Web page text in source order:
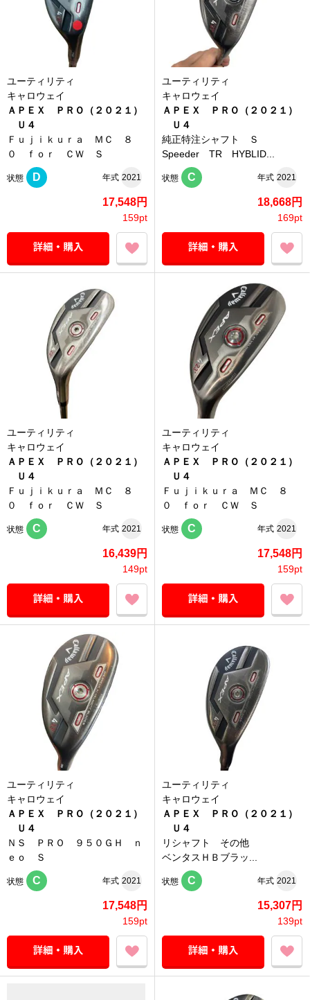
ユーティリティ
キャロウェイ
ＡＰＥＸ ＰＲＯ（２０２１）
Ｕ４
Ｆｕｊｉｋｕｒａ ＭＣ ８
０ ｆｏｒ ＣＷ Ｓ
状態 D 年式 2021
17,548円
159pt
ユーティリティ
キャロウェイ
ＡＰＥＸ ＰＲＯ（２０２１）
Ｕ４
純正特注シャフト Ｓ
Speeder TR HYBLID...
状態 C 年式 2021
18,668円
169pt
ユーティリティ
キャロウェイ
ＡＰＥＸ ＰＲＯ（２０２１）
Ｕ４
Ｆｕｊｉｋｕｒａ ＭＣ ８
０ ｆｏｒ ＣＷ Ｓ
状態 C 年式 2021
16,439円
149pt
ユーティリティ
キャロウェイ
ＡＰＥＸ ＰＲＯ（２０２１）
Ｕ４
Ｆｕｊｉｋｕｒａ ＭＣ ８
０ ｆｏｒ ＣＷ Ｓ
状態 C 年式 2021
17,548円
159pt
ユーティリティ
キャロウェイ
ＡＰＥＸ ＰＲＯ（２０２１）
Ｕ４
ＮＳ ＰＲＯ ９５０ＧＨ ｎ
ｅｏ Ｓ
状態 C 年式 2021
17,548円
159pt
ユーティリティ
キャロウェイ
ＡＰＥＸ ＰＲＯ（２０２１）
Ｕ４
リシャフト その他
ベンタスＨＢブラッ...
状態 C 年式 2021
15,307円
139pt